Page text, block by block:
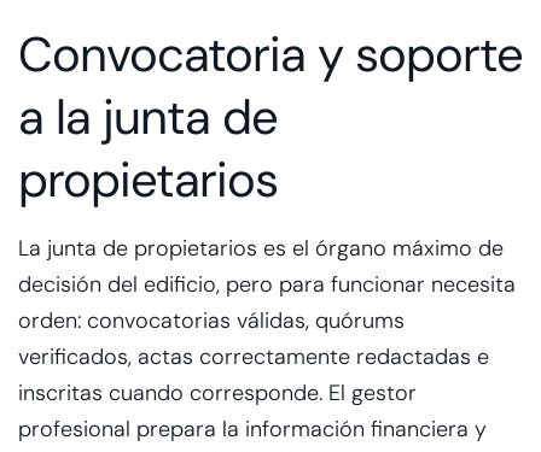
Convocatoria y soporte
a la junta de
propietarios
La junta de propietarios es el órgano máximo de
decisión del edificio, pero para funcionar necesita
orden: convocatorias válidas, quórums
verificados, actas correctamente redactadas e
inscritas cuando corresponde. El gestor
profesional prepara la información financiera y